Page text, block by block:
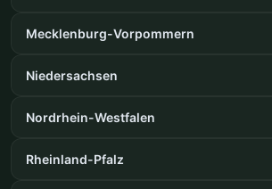
Mecklenburg-Vorpommern
Niedersachsen
Nordrhein-Westfalen
Rheinland-Pfalz